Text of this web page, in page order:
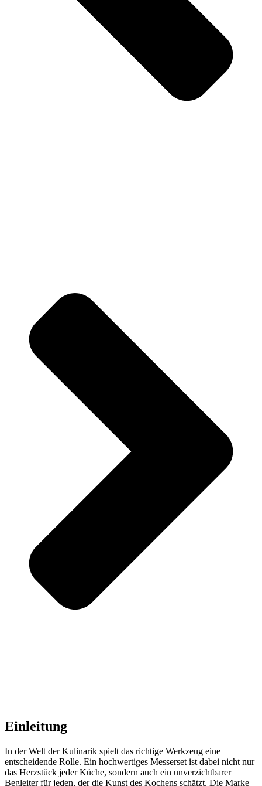
Einleitung
In der Welt der Kulinarik spielt das richtige Werkzeug eine
entscheidende Rolle. Ein hochwertiges Messerset ist dabei nicht nur
das Herzstück jeder Küche, sondern auch ein unverzichtbarer
Begleiter für jeden, der die Kunst des Kochens schätzt. Die Marke